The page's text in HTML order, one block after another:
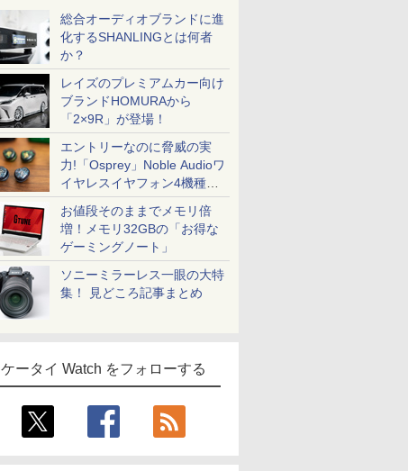
総合オーディオブランドに進
化するSHANLINGとは何者
か？
レイズのプレミアムカー向け
ブランドHOMURAから
「2×9R」が登場！
エントリーなのに脅威の実
力!「Osprey」Noble Audioワ
イヤレスイヤフォン4機種を
一気に聴く
お値段そのままでメモリ倍
増！メモリ32GBの「お得な
ゲーミングノート」
ソニーミラーレス一眼の大特
集！ 見どころ記事まとめ
ケータイ Watch をフォローする